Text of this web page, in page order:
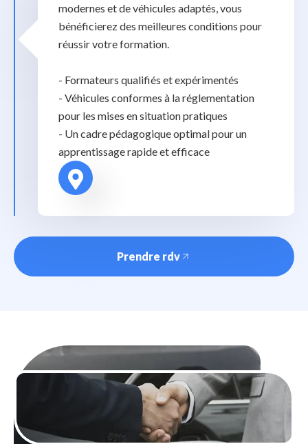
modernes et de véhicules adaptés, vous
bénéficierez des meilleures conditions pour
réussir votre formation.
- Formateurs qualifiés et expérimentés
- Véhicules conformes à la réglementation
pour les mises en situation pratiques
- Un cadre pédagogique optimal pour un
apprentissage rapide et efficace
Prendre rdv